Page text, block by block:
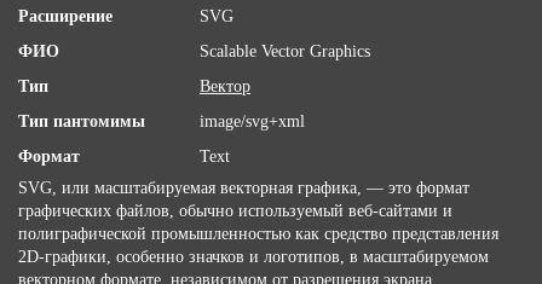
Расширение
SVG
ФИО
Scalable Vector Graphics
Тип
Вектор
Тип пантомимы
image/svg+xml
Формат
Text
SVG, или масштабируемая векторная графика, — это формат
графических файлов, обычно используемый веб-сайтами и
полиграфической промышленностью как средство представления
2D-графики, особенно значков и логотипов, в масштабируемом
векторном формате, независимом от разрешения экрана